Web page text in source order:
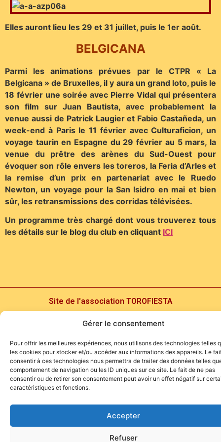
Gérer le consentement
Pour offrir les meilleures expériences, nous utilisons des technologies telles
les cookies pour stocker et/ou accéder aux informations des appareils. Le
consentir à ces technologies nous permettra de traiter des données telles
comportement de navigation ou les ID uniques sur ce site. Le fait de ne pas
consentir ou de retirer son consentement peut avoir un effet négatif sur
caractéristiques et fonctions.
Accepter
Refuser
Elles auront lieu les 29 et 31 juillet, puis le 1er août.
BELGICANA
Parmi les animations prévues par le CTPR « La
Belgicana » de Bruxelles, il y aura un grand loto, puis le
18 février une soirée avec Pierre Vidal qui présentera
son film sur Juan Bautista, avec probablement la
venue aussi de Patrick Laugier et Fabio Castañeda, un
week-end à Paris le 11 février avec Culturaficion, un
voyage taurin en Espagne du 29 février au 5 mars, la
venue du prêtre des arènes du Sud-Ouest pour
évoquer son rôle envers les toreros, la Feria d’Arles et
la remise d’un prix en partenariat avec le Ruedo
Newton, un voyage pour la San Isidro en mai et bien
sûr, les retransmissions des corridas télévisées.
Un programme très chargé dont vous trouverez tous
les détails sur le blog du club en cliquant ICI
Site de l'association TOROFIESTA